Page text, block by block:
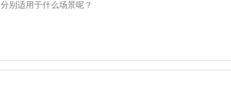
分别适用于什么场景呢？